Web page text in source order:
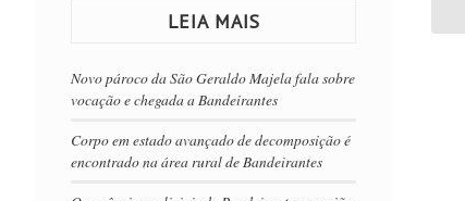
LEIA MAIS
Novo pároco da São Geraldo Majela fala sobre
vocação e chegada a Bandeirantes
Corpo em estado avançado de decomposição é
encontrado na área rural de Bandeirantes